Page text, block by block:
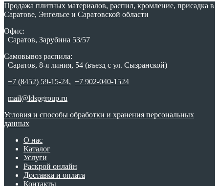
Продажа плитных материалов, распил, кромление, присадка в
Саратове, Энгельсе и Саратовской области
Офис:
Саратов, Зарубина 53/57
Самовывоз распила:
Саратов, 8-я линия, 54 (въезд с ул. Сызранской)
+7 (8452) 59-15-24, +7 902-040-1524
mail@ldspgroup.ru
Условия и способы обработки и хранения персональных
данных
О нас
Каталог
Услуги
Раскрой онлайн
Доставка и оплата
Контакты